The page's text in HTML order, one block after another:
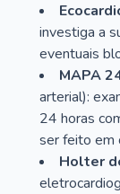
investiga a
eventuais
MAPA
arterial):
24 horas
ser feito em
Holter